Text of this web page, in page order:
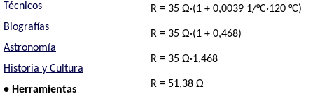
Técnicos
Biografías
Astronomía
Historia y Cultura
• Herramientas
R = 35 Ω·(1 + 0,0039 1/°C·120 °C)
R = 35 Ω·(1 + 0,468)
R = 35 Ω·1,468
R = 51,38 Ω